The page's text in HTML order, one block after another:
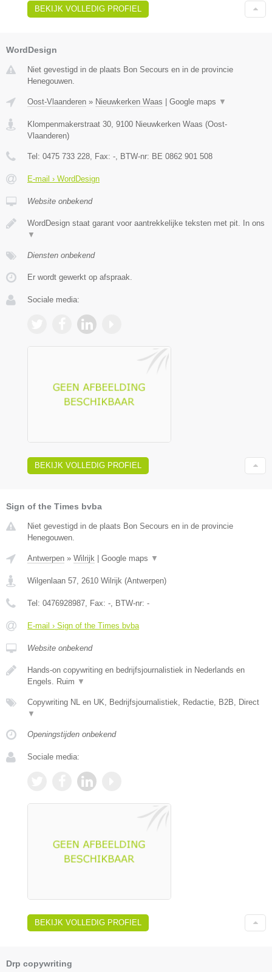
BEKIJK VOLLEDIG PROFIEL
WordDesign
Niet gevestigd in de plaats Bon Secours en in de provincie
Henegouwen.
Oost-Vlaanderen » Nieuwkerken Waas Google maps ▼
Klompenmakerstraat 30, 9100 Nieuwkerken Waas (Oost-
Vlaanderen)
Tel: 0475 733 228, Fax: -, BTW-nr: BE 0862 901 508
E-mail › WordDesign
Website onbekend
WordDesign staat garant voor aantrekkelijke teksten met pit. In ons
▼
Diensten onbekend
Er wordt gewerkt op afspraak.
Sociale media:
BEKIJK VOLLEDIG PROFIEL
Sign of the Times bvba
Niet gevestigd in de plaats Bon Secours en in de provincie
Henegouwen.
Antwerpen » Wilrijk Google maps ▼
Wilgenlaan 57 2610 Wilrijk (Antwerpen)
Tel: 0476928987 , Fax: - , BTW-nr: -
E-mail › Sign of the Times bvba
Website onbekend
Hands-on copywriting en bedrijfsjournalistiek in Nederlands en
Engels. Ruim ▼
Copywriting NL en UK, Bedrijfsjournalistiek, Redactie, B2B, Direct
▼
Openingstijden onbekend
Sociale media:
BEKIJK VOLLEDIG PROFIEL
Drp copywriting